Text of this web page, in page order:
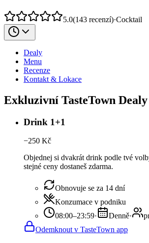
5.0(143 recenzí)·Cocktail
Dealy
Menu
Recenze
Kontakt & Lokace
Exkluzivní TasteTown Dealy
Drink 1+1
−250 Kč
Objednej si dvakrát drink podle tvé
stejné ceny dostaneš zdarma.
Obnovuje se za 14 dní
Konzumace v podniku
08:00–23:59· Denně·
Odemknout v TasteTown app